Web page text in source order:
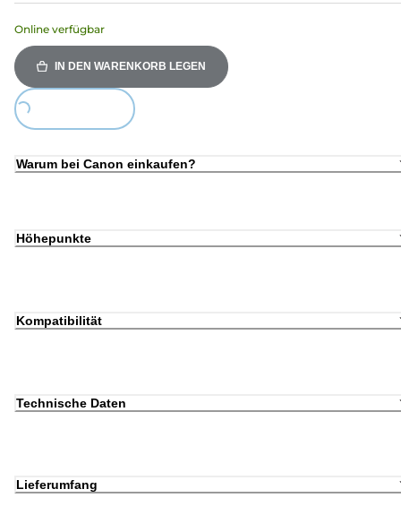
Online verfügbar
IN DEN WARENKORB LEGEN
Loading...
Warum bei Canon einkaufen?
Höhepunkte
Kompatibilität
Technische Daten
Lieferumfang